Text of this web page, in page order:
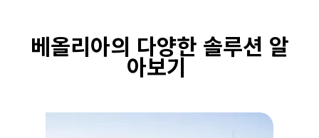
베올리아의 다양한 솔루션 알
아보기